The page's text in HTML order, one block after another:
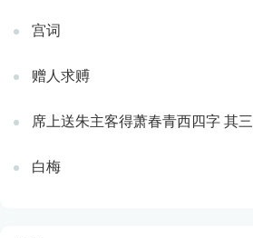
宫词
赠人求赙
席上送朱主客得萧春青西四字 其三
白梅